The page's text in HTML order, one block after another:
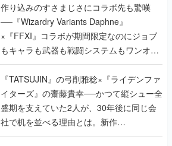
作り込みのすさまじさにコラボ先も驚嘆
──『Wizardry Variants Daphne』
×『FFXI』コラボが期間限定なのにジョブ
もキャラも武器も戦闘システムもワンオフ
で作り込まれた理由を両ディレクターに聞
く
『TATSUJIN』の弓削雅稔×『ライデンファ
イターズ』の齋藤貴幸──かつて縦シュー全
盛期を支えていた2人が、30年後に同じ会
社で机を並べる理由とは。新作
『TATSUJIN EXTREME』で初タッグを組